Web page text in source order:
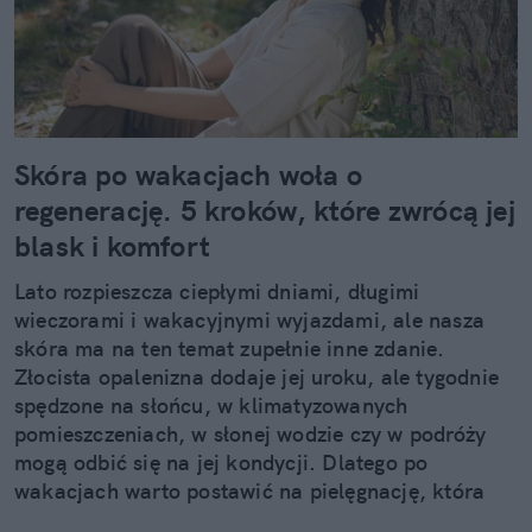
szeroko pojętej kultury – filmów, seriali, muzyki,
mody. W wolnym czasie lubię zrobić pilates lub
przejść się na spacer (najlepiej z moim psem),
natomiast najbardziej cieszy mnie perspektywa
wyjazdu w góry (Bieszczady to mój drugi dom) albo
podróży za granicę. Szczególnie zachwycam się
krajami dalekiej północy, a zwłaszcza miejscami,
gdzie można podziwiać zorzę polarną. W swoich
tekstach chciałabym poruszać tematy bliskie
codziennych po wielkie wydarzenia na świecie,
dotykające społeczeństwa. Zawsze fascynowały
mnie też wciągające reportaże podróżnicze, które
czyta się jak dobrą książkę.
Skóra po wakacjach woła o
regenerację. 5 kroków, które zwrócą jej
blask i komfort
Lato rozpieszcza ciepłymi dniami, długimi
wieczorami i wakacyjnymi wyjazdami, ale nasza
skóra ma na ten temat zupełnie inne zdanie.
Złocista opalenizna dodaje jej uroku, ale tygodnie
spędzone na słońcu, w klimatyzowanych
pomieszczeniach, w słonej wodzie czy w podróży
mogą odbić się na jej kondycji. Dlatego po
wakacjach warto postawić na pielęgnację, która